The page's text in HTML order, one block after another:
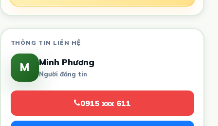
THÔNG TIN LIÊN HỆ
M Minh Phương
Người đăng tin
0915 xxx 611